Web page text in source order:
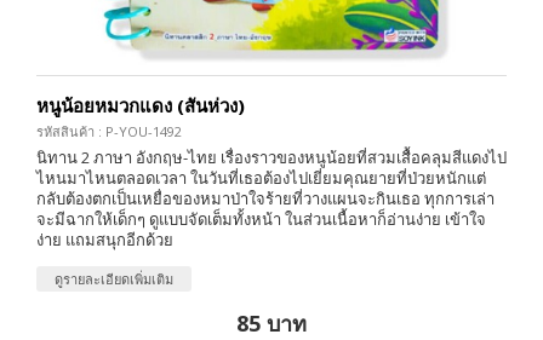
หนูน้อยหมวกแดง (สันห่วง)
รหัสสินค้า : P-YOU-1492
นิทาน 2 ภาษา อังกฤษ-ไทย เรื่องราวของหนูน้อยที่สวมเสื้อคลุมสีแดงไป
ไหนมาไหนตลอดเวลา ในวันที่เธอต้องไปเยี่ยมคุณยายที่ป่วยหนักแต่
กลับต้องตกเป็นเหยื่อของหมาป่าใจร้ายที่วางแผนจะกินเธอ ทุกการเล่า
จะมีฉากให้เด็กๆ ดูแบบจัดเต็มทั้งหน้า ในส่วนเนื้อหาก็อ่านง่าย เข้าใจ
ง่าย แถมสนุกอีกด้วย
ดูรายละเอียดเพิ่มเติม
85 บาท